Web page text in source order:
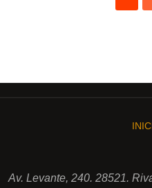
Av. Levante, 240. 28521.